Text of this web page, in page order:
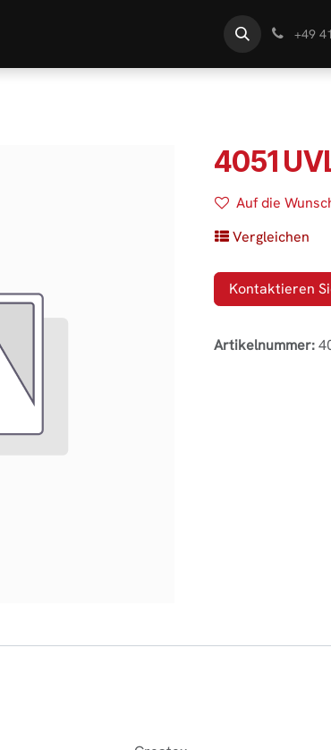
+49
4051
Auf die
Vergleichen
Kontaktieren
Artikelnummer: